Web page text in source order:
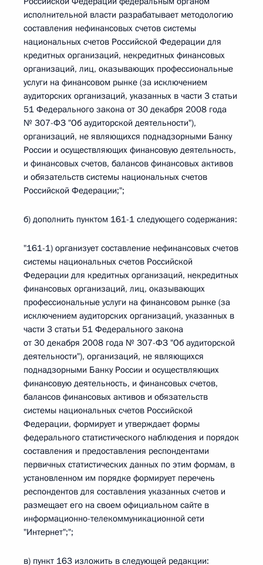
исполнительной власти разрабатывает методологию
составления нефинансовых счетов системы
национальных счетов Российской Федерации для
кредитных организаций, некредитных финансовых
организаций, лиц, оказывающих профессиональные
услуги на финансовом рынке (за исключением
аудиторских организаций, указанных в части 3 статьи
51 Федерального закона от 30 декабря 2008 года
№ 307-ФЗ "Об аудиторской деятельности"),
организаций, не являющихся поднадзорными Банку
России и осуществляющих финансовую деятельность,
и финансовых счетов, балансов финансовых активов
и обязательств системы национальных счетов
Российской Федерации;";
б) дополнить пунктом 161-1 следующего содержания:
"161-1) организует составление нефинансовых счетов
системы национальных счетов Российской
Федерации для кредитных организаций, некредитных
финансовых организаций, лиц, оказывающих
профессиональные услуги на финансовом рынке (за
исключением аудиторских организаций, указанных в
части 3 статьи 51 Федерального закона
от 30 декабря 2008 года № 307-ФЗ "Об аудиторской
деятельности"), организаций, не являющихся
поднадзорными Банку России и осуществляющих
финансовую деятельность, и финансовых счетов,
балансов финансовых активов и обязательств
системы национальных счетов Российской
Федерации, формирует и утверждает формы
федерального статистического наблюдения и порядок
составления и предоставления респондентами
первичных статистических данных по этим формам, в
установленном им порядке формирует перечень
респондентов для составления указанных счетов и
размещает его на своем официальном сайте в
информационно-телекоммуникационной сети
"Интернет";";
в) пункт 163 изложить в следующей редакции: